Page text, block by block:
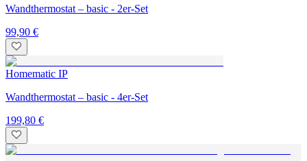
Wandthermostat – basic - 2er-Set
99,90 €
Homematic IP
Wandthermostat – basic - 4er-Set
199,80 €